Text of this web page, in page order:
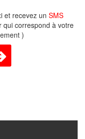
et recevez un SMS
qui correspond à votre
)